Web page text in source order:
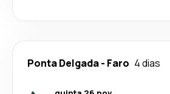
Ponta Delgada- Faro 4 dias